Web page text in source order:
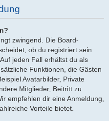
zwingend. Die Board-
ob du registriert sein
jeden Fall erhältst du als
Funktionen, die Gästen
Avatarbilder, Private
Mitglieder, Beitritt zu
empfehlen dir eine Anmeldung,
Vorteile bietet.